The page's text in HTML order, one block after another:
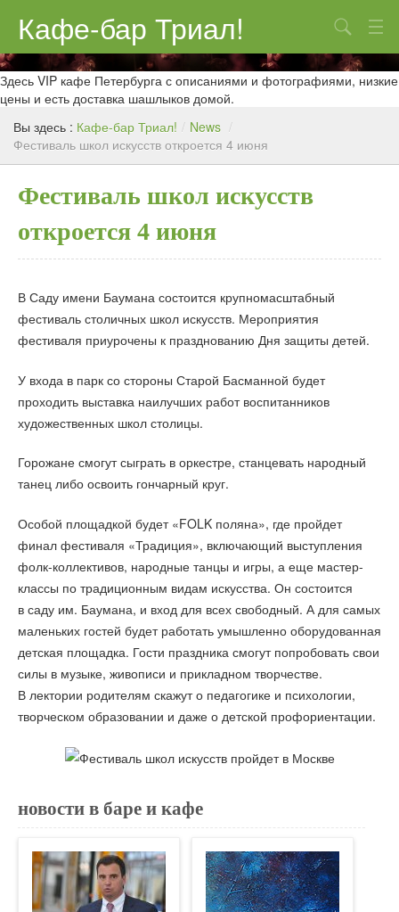
Кафе-бар Триал!
О нас
Меню
Контакты
Поиск
Здесь VIP кафе Петербурга с описаниями и фотографиями, низкие
цены и есть доставка шашлыков домой.
Вы здесь : Кафе-бар Триал! / News /
Фестиваль школ искусств откроется 4 июня
Фестиваль школ искусств
откроется 4 июня
В Саду имени Баумана состоится крупномасштабный
фестиваль столичных школ искусств. Мероприятия
фестиваля приурочены к празднованию Дня защиты детей.
У входа в парк со стороны Старой Басманной будет
проходить выставка наилучших работ воспитанников
художественных школ столицы.
Горожане смогут сыграть в оркестре, станцевать народный
танец либо освоить гончарный круг.
Особой площадкой будет «FOLK поляна», где пройдет
финал фестиваля «Традиция», включающий выступления
фолк-коллективов, народные танцы и игры, а еще мастер-
классы по традиционным видам искусства. Он состоится
в саду им. Баумана, и вход для всех свободный. А для самых
маленьких гостей будет работать умышленно оборудованная
детская площадка. Гости праздника смогут попробовать свои
силы в музыке, живописи и прикладном творчестве.
В лектории родителям скажут о педагогике и психологии,
творческом образовании и даже о детской профориентации.
новости в баре и кафе